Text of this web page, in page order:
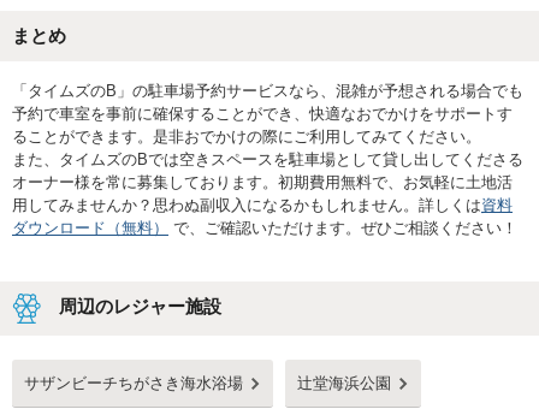
まとめ
「タイムズのB」の駐車場予約サービスなら、混雑が予想される場合でも
予約で車室を事前に確保することができ、快適なおでかけをサポートす
ることができます。是非おでかけの際にご利用してみてください。
また、タイムズのBでは空きスペースを駐車場として貸し出してくださる
オーナー様を常に募集しております。初期費用無料で、お気軽に土地活
用してみませんか？思わぬ副収入になるかもしれません。詳しくは資料
ダウンロード（無料）
で、ご確認いただけます。ぜひご相談ください！
周辺のレジャー施設
サザンビーチちがさき海水浴場 辻堂海浜公園